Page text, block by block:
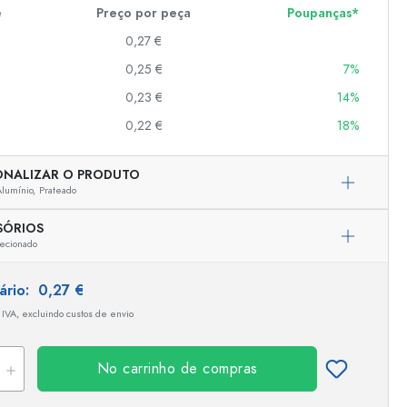
Preço por peça
Poupanças*
0,27 €
0,25 €
7%
0,23 €
14%
0,22 € 18%
O PRODUTO
Prateado
0,27 €
excluindo custos de envio
No carrinho de compras